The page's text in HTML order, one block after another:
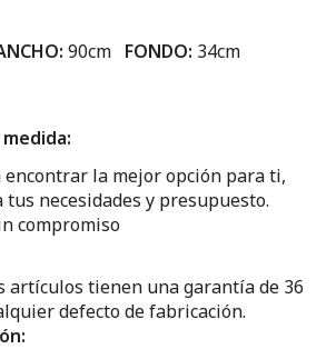
90cm FONDO: 34cm
encontrar la mejor opción para ti,
necesidades y presupuesto.
compromiso
artículos tienen una garantía de 36
defecto de fabricación.